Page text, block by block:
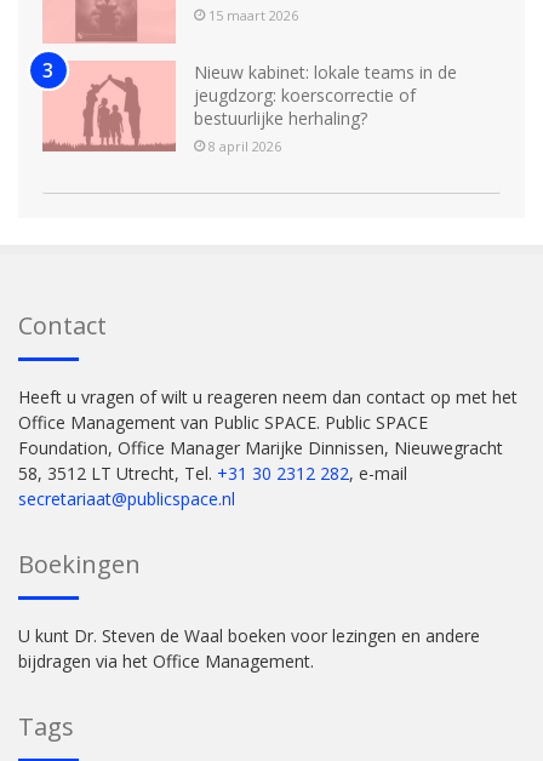
15 maart 2026
Nieuw kabinet: lokale teams in de
jeugdzorg: koerscorrectie of
bestuurlijke herhaling?
8 april 2026
Contact
Heeft u vragen of wilt u reageren neem dan contact op met het
Office Management van Public SPACE. Public SPACE
Foundation, Office Manager Marijke Dinnissen, Nieuwegracht
58, 3512 LT Utrecht, Tel. +31 30 2312 282, e-mail
secretariaat@publicspace.nl
Boekingen
U kunt Dr. Steven de Waal boeken voor lezingen en andere
bijdragen via het Office Management.
Tags